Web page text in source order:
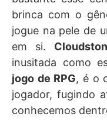
brinca com o
jogue na pele de
em si.
inusitada como
jogo de RPG, é o
jogador, fugindo
conhecemos